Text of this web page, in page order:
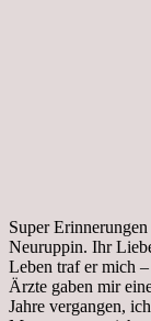
Super
Neuruppin. Ihr
Leben traf er mich
Ärzte gaben mir
Jahre vergangen,